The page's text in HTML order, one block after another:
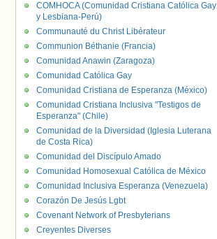
COMHOCA (Comunidad Cristiana Católica Gay
y Lesbiana-Perú)
Communauté du Christ Libérateur
Communion Béthanie (Francia)
Comunidad Anawin (Zaragoza)
Comunidad Católica Gay
Comunidad Cristiana de Esperanza (México)
Comunidad Cristiana Inclusiva "Testigos de
Esperanza" (Chile)
Comunidad de la Diversidad (Iglesia Luterana
de Costa Rica)
Comunidad del Discípulo Amado
Comunidad Homosexual Católica de México
Comunidad Inclusiva Esperanza (Venezuela)
Corazón De Jesús Lgbt
Covenant Network of Presbyterians
Creyentes Diverses